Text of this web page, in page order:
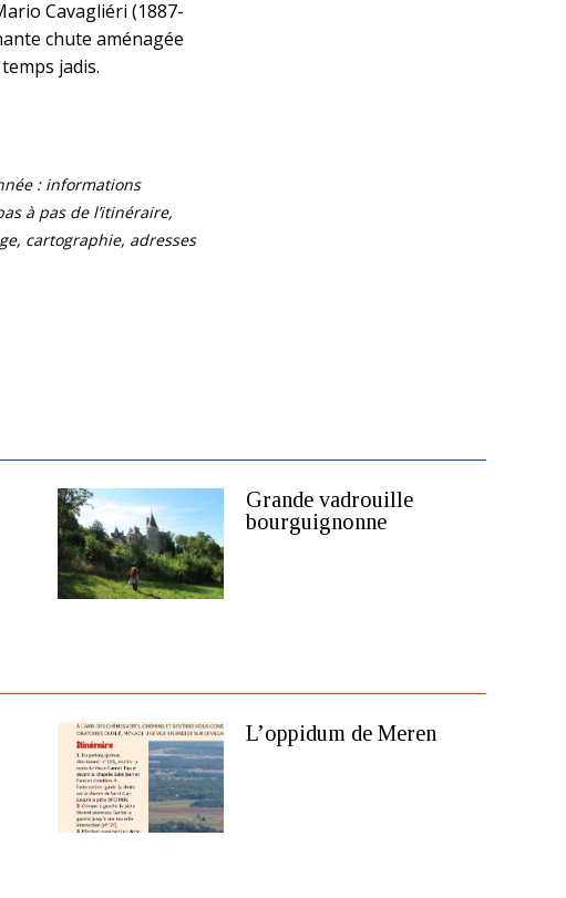
Cavagliéri (1887-
chute aménagée
jadis.
: informations
à pas de l’itinéraire,
cartographie, adresses
Grande vadrouille
bourguignonne
L’oppidum de Meren